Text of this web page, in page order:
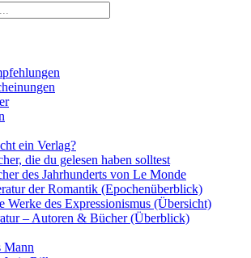
ein Verlag?
die du gelesen haben solltest
des Jahrhunderts von Le Monde
der Romantik (Epochenüberblick)
Werke des Expressionismus (Übersicht)
– Autoren & Bücher (Überblick)
Mann